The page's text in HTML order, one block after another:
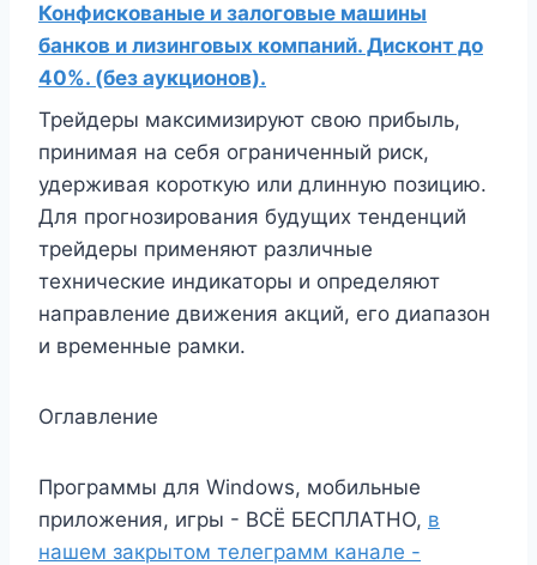
Конфискованые и залоговые машины
банков и лизинговых компаний. Дисконт до
40%. (без аукционов).
Трейдеры максимизируют свою прибыль,
принимая на себя ограниченный риск,
удерживая короткую или длинную позицию.
Для прогнозирования будущих тенденций
трейдеры применяют различные
технические индикаторы и определяют
направление движения акций, его диапазон
и временные рамки.
Оглавление
Программы для Windows, мобильные
приложения, игры - ВСЁ БЕСПЛАТНО, в
нашем закрытом телеграмм канале -